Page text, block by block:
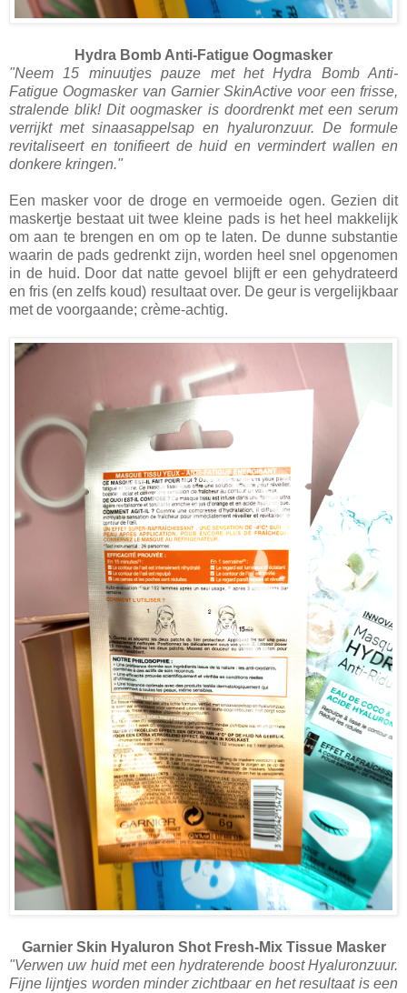
Hydra Bomb Anti-Fatigue Oogmasker
"Neem 15 minuutjes pauze met het Hydra Bomb Anti-
Fatigue Oogmasker van Garnier SkinActive voor een frisse,
stralende blik! Dit oogmasker is doordrenkt met een serum
verrijkt met sinaasappelsap en hyaluronzuur. De formule
revitaliseert en tonifieert de huid en vermindert wallen en
donkere kringen."
Een masker voor de droge en vermoeide ogen. Gezien dit
maskertje bestaat uit twee kleine pads is het heel makkelijk
om aan te brengen en om op te laten. De dunne substantie
waarin de pads gedrenkt zijn, worden heel snel opgenomen
in de huid. Door dat natte gevoel blijft er een gehydrateerd
en fris (en zelfs koud) resultaat over. De geur is vergelijkbaar
met de voorgaande; crème-achtig.
Garnier Skin Hyaluron Shot Fresh-Mix Tissue Masker
"Verwen uw huid met een hydraterende boost Hyaluronzuur.
Fijne lijntjes worden minder zichtbaar en het resultaat is een